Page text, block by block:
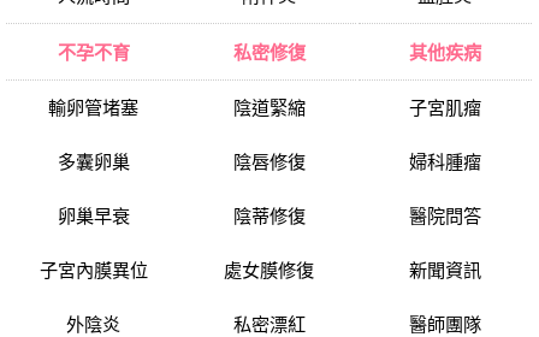
不孕不育
輸卵管堵塞
多囊卵巢
卵巢早衰
子宮內膜異位
外陰炎
私密修復
陰道緊縮
陰唇修復
陰蒂修復
處女膜修復
私密漂紅
其他疾病
子宮肌瘤
婦科腫瘤
醫院問答
新聞資訊
醫師團隊